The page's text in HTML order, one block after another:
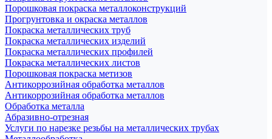
Порошковая покраска металлоконструкций
Прогрунтовка и окраска металлов
Покраска металлических труб
Покраска металлических изделий
Покраска металлических профилей
Покраска металлических листов
Порошковая покраска метизов
Антикоррозийная обработка металлов
Антикоррозийная обработка металлов
Обработка металла
Абразивно-отрезная
Услуги по нарезке резьбы на металлических трубах